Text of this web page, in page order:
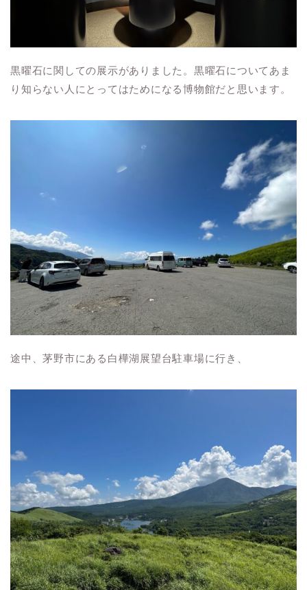
黒曜石に関しての展示がありました。黒曜石についてあま
り知らない人にとってはためになる博物館だと思います。
途中、茅野市にある白樺湖展望台駐車場に行き、